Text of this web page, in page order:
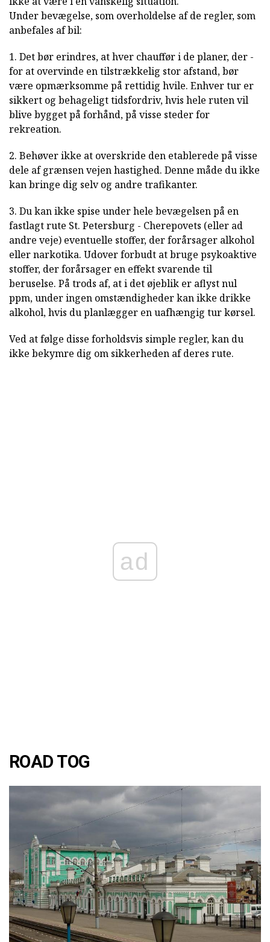
Under bevægelse, som overholdelse af de regler, som
anbefales af bil:
1. Det bør erindres, at hver chauffør i de planer, der -
for at overvinde en tilstrækkelig stor afstand, bør
være opmærksomme på rettidig hvile. Enhver tur er
sikkert og behageligt tidsfordriv, hvis hele ruten vil
blive bygget på forhånd, på visse steder for
rekreation.
2. Behøver ikke at overskride den etablerede på visse
dele af grænsen vejen hastighed. Denne måde du ikke
kan bringe dig selv og andre trafikanter.
3. Du kan ikke spise under hele bevægelsen på en
fastlagt rute St. Petersburg - Cherepovets (eller ad
andre veje) eventuelle stoffer, der forårsager alkohol
eller narkotika. Udover forbudt at bruge psykoaktive
stoffer, der forårsager en effekt svarende til
beruselse. På trods af, at i det øjeblik er aflyst nul
ppm, under ingen omstændigheder kan ikke drikke
alkohol, hvis du planlægger en uafhængig tur kørsel.
Ved at følge disse forholdsvis simple regler, kan du
ikke bekymre dig om sikkerheden af deres rute.
ad
ROAD TOG